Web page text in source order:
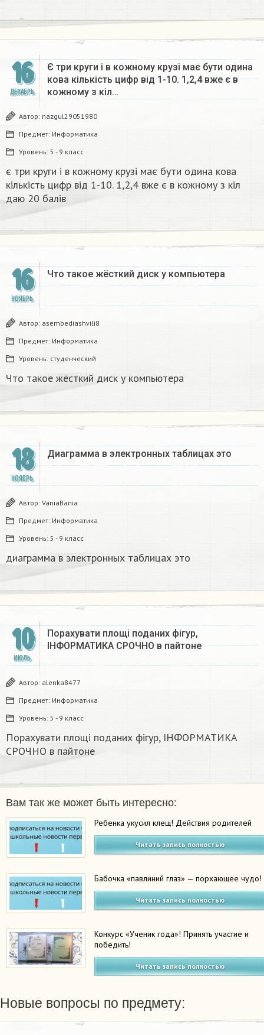
16
ДЕКАБРЬ
Є три круги і в кожному крузі має бути одина
кова кількість цифр від 1-10. 1,2,4 вже є в
кожному з кіл…
Автор: nazgul29051980
Предмет: Информатика
Уровень: 5 - 9 класс
є три круги і в кожному крузі має бути одина кова
кількість цифр від 1-10. 1,2,4 вже є в кожному з кіл
даю 20 балів​
16
НОЯБРЬ
Что такое жëсткий диск у компьютера
Автор: asembediashvili8
Предмет: Информатика
Уровень: студенческий
Что такое жëсткий диск у компьютера
18
НОЯБРЬ
Диаграмма в электронных таблицах это
Автор: VaniaBania
Предмет: Информатика
Уровень: 5 - 9 класс
диаграмма в электронных таблицах это
10
ИЮЛЬ
Порахувати площі поданих фігур,
ІНФОРМАТИКА СРОЧНО в пайтоне​
Автор: alenka8477
Предмет: Информатика
Уровень: 5 - 9 класс
Порахувати площі поданих фігур, ІНФОРМАТИКА
СРОЧНО в пайтоне​
Вам так же может быть интересно:
Ребенка укусил клещ! Действия родителей
Читать запись полностью
Бабочка «павлиний глаз» — порхающее чудо!
Читать запись полностью
Конкурс «Ученик года»! Принять участие и
победить!
Читать запись полностью
Новые вопросы по предмету: